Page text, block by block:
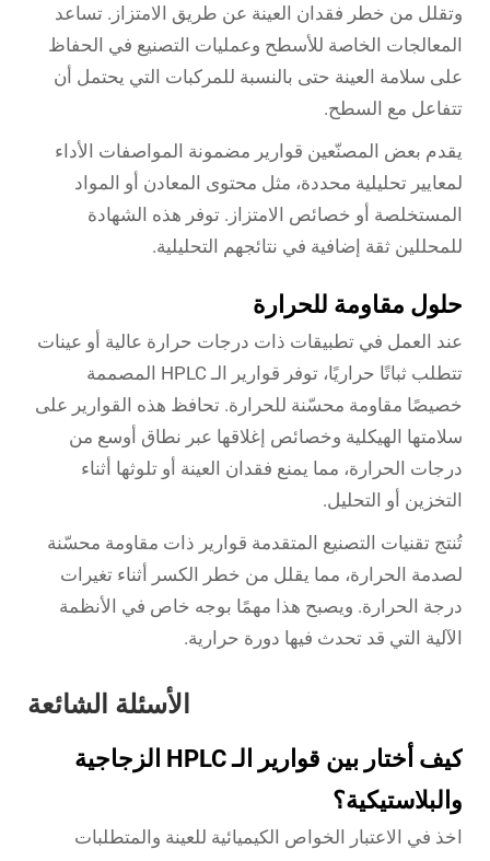
وتقلل من خطر فقدان العينة عن طريق الامتزاز. تساعد
المعالجات الخاصة للأسطح وعمليات التصنيع في الحفاظ
على سلامة العينة حتى بالنسبة للمركبات التي يحتمل أن
تتفاعل مع السطح.
يقدم بعض المصنّعين قوارير مضمونة المواصفات الأداء
لمعايير تحليلية محددة، مثل محتوى المعادن أو المواد
المستخلصة أو خصائص الامتزاز. توفر هذه الشهادة
للمحللين ثقة إضافية في نتائجهم التحليلية.
حلول مقاومة للحرارة
عند العمل في تطبيقات ذات درجات حرارة عالية أو عينات
تتطلب ثباتًا حراريًا، توفر قوارير الـ HPLC المصممة
خصيصًا مقاومة محسّنة للحرارة. تحافظ هذه القوارير على
سلامتها الهيكلية وخصائص إغلاقها عبر نطاق أوسع من
درجات الحرارة، مما يمنع فقدان العينة أو تلوثها أثناء
التخزين أو التحليل.
تُنتج تقنيات التصنيع المتقدمة قوارير ذات مقاومة محسّنة
لصدمة الحرارة، مما يقلل من خطر الكسر أثناء تغيرات
درجة الحرارة. ويصبح هذا مهمًا بوجه خاص في الأنظمة
الآلية التي قد تحدث فيها دورة حرارية.
الأسئلة الشائعة
كيف أختار بين قوارير الـ HPLC الزجاجية
والبلاستيكية؟
اخذ في الاعتبار الخواص الكيميائية للعينة والمتطلبات